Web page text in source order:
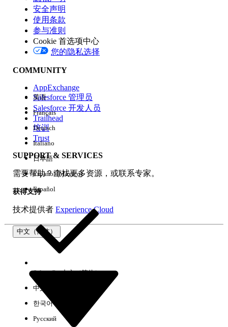
版本
体验
安全声明
使用条款
参与准则
Cookie 首选项中心
您的隐私选择
COMMUNITY
AppExchange
Salesforce 管理员
Salesforce 开发人员
Trailhead
培训
Trust
SUPPORT & SERVICES
需要帮助？查找更多资源，或联系专家。
获得支持
技术提供者 Experience Cloud
中文（简体）
英语
Français
Deutsch
Italiano
日本語
Español (México)
Español
Select Org中文（简体）
中文（繁体）
한국어
Русский